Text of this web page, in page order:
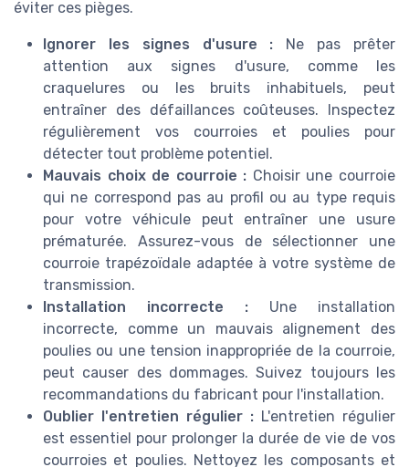
éviter ces pièges.
Ignorer les signes d'usure : Ne pas prêter
attention aux signes d'usure, comme les
craquelures ou les bruits inhabituels, peut
entraîner des défaillances coûteuses. Inspectez
régulièrement vos courroies et poulies pour
détecter tout problème potentiel.
Mauvais choix de courroie : Choisir une courroie
qui ne correspond pas au profil ou au type requis
pour votre véhicule peut entraîner une usure
prématurée. Assurez-vous de sélectionner une
courroie trapézoïdale adaptée à votre système de
transmission.
Installation incorrecte : Une installation
incorrecte, comme un mauvais alignement des
poulies ou une tension inappropriée de la courroie,
peut causer des dommages. Suivez toujours les
recommandations du fabricant pour l'installation.
Oublier l'entretien régulier : L'entretien régulier
est essentiel pour prolonger la durée de vie de vos
courroies et poulies. Nettoyez les composants et